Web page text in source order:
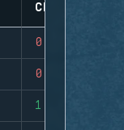
CLUTCHES
0
0
1